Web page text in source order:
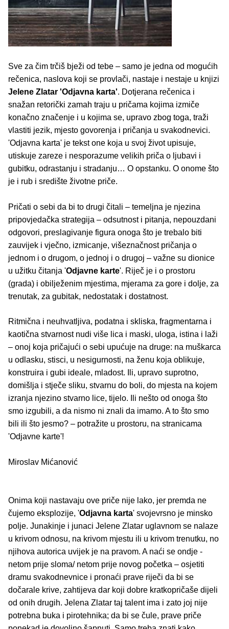
Sve za čim trčiš bježi od tebe – samo je jedna od mogućih
rečenica, naslova koji se provlači, nastaje i nestaje u knjizi
Jelene Zlatar 'Odjavna karta'. Dotjerana rečenica i
snažan retorički zamah traju u pričama kojima izmiče
konačno značenje i u kojima se, upravo zbog toga, traži
vlastiti jezik, mjesto govorenja i pričanja u svakodnevici.
'Odjavna karta' je tekst one koja u svoj život upisuje,
utiskuje zareze i nesporazume velikih priča o ljubavi i
gubitku, odrastanju i stradanju… O opstanku. O onome što
je i rub i središte životne priče.
Pričati o sebi da bi to drugi čitali – temeljna je njezina
pripovjedačka strategija – odsutnost i pitanja, nepouzdani
odgovori, preslagivanje figura onoga što je trebalo biti
zauvijek i vječno, izmicanje, višeznačnost pričanja o
jednom i o drugom, o jednoj i o drugoj – važne su dionice
u užitku čitanja 'Odjavne karte'. Riječ je i o prostoru
(grada) i obilježenim mjestima, mjerama za gore i dolje, za
trenutak, za gubitak, nedostatak i dostatnost.
Ritmična i neuhvatljiva, podatna i skliska, fragmentarna i
kaotična stvarnost nudi više lica i maski, uloga, istina i laži
– onoj koja pričajući o sebi upućuje na druge: na muškarca
u odlasku, stisci, u nesigurnosti, na ženu koja oblikuje,
konstruira i gubi ideale, mladost. Ili, upravo suprotno,
domišlja i stječe sliku, stvarnu do boli, do mjesta na kojem
izranja njezino stvarno lice, tijelo. Ili nešto od onoga što
smo izgubili, a da nismo ni znali da imamo. A to što smo
bili ili što jesmo? – potražite u prostoru, na stranicama
'Odjavne karte'!
Miroslav Mićanović
Onima koji nastavaju ove priče nije lako, jer premda ne
čujemo eksplozije, 'Odjavna karta' svojevrsno je minsko
polje. Junakinje i junaci Jelene Zlatar uglavnom se nalaze
u krivom odnosu, na krivom mjestu ili u krivom trenutku, no
njihova autorica uvijek je na pravom. A naći se ondje -
netom prije sloma/ netom prije novog početka – osjetiti
dramu svakodnevnice i pronaći prave riječi da bi se
dočarale krive, zahtijeva dar koji dobre kratkopričaše dijeli
od onih drugih. Jelena Zlatar taj talent ima i zato joj nije
potrebna buka i pirotehnika; da bi se čule, prave priče